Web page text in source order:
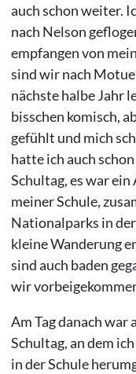
auch schon weiter.
nach Nelson
empfangen von
sind wir nach
nächste halbe Jahr
bisschen komisch,
gefühlt und mich
hatte ich auch
Schultag, es war
meiner Schule,
Nationalparks in
kleine Wanderung
sind auch baden
wir
Am Tag danach war
Schultag, an dem
in der Schule